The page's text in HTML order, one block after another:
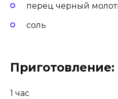
перец черный
соль
Приготовление:
1 час